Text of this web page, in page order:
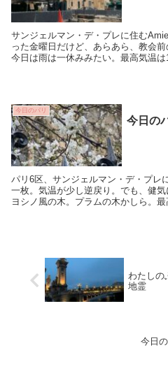
サンジェルマン・デ・プレに住む
った金曜日だけど、あらあら、教会
今日は雨は一休みみたい。最高気温は
今日のパリ
今日の
パリ6区、サンジェルマン・デ・プレ
一枚。気温が少し逆戻り。でも、健
ヨシノ風の木。プラムの木かしら。
わたし
地霊
今日